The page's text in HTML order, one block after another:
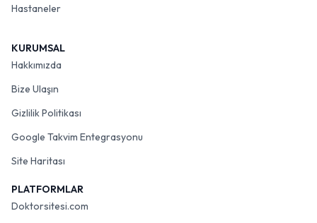
Hastaneler
KURUMSAL
Hakkımızda
Bize Ulaşın
Gizlilik Politikası
Google Takvim Entegrasyonu
Site Haritası
PLATFORMLAR
Doktorsitesi.com